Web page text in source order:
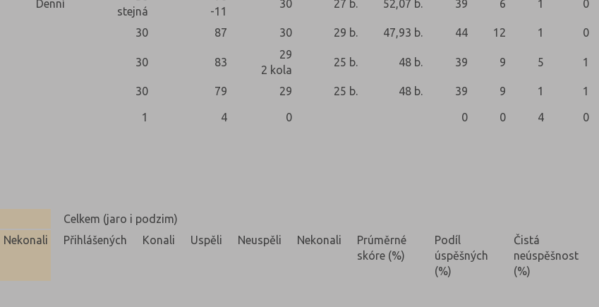
Denní
stejná
-11
30 27 b. 52,07 b. 39 6 1 0
30 87 30 29 b. 47,93 b. 44 12 1 0
30 83
29
2 kola
25 b. 48 b. 39 9 5 1
30 79 29 25 b. 48 b. 39 9 1 1
1 4 0 0 0 4
0
Celkem (jaro i podzim)
Nekonali Přihlášených Konali Uspěli Neuspěli Nekonali
Prúměrné
skóre (%)
Podíl
úspěšných
(%)
Čistá
neúspěšnost
(%)